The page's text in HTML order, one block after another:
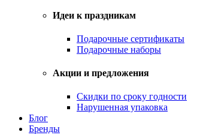
Идеи к праздникам
Подарочные сертификаты
Подарочные наборы
Акции и предложения
Скидки по сроку годности
Нарушенная упаковка
Блог
Бренды